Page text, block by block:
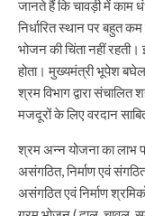
जानते हैं कि चावड़ी में काम
निर्धारित स्थान पर बहुत
भोजन की चिंता नहीं
होता। मुख्यमंत्री भूपेश
श्रम विभाग द्वारा संचालित
मजदूरों के लिए वरदान
श्रम अन्न योजना का
असंगठित, निर्माण एवं
असंगठित एवं निर्माण